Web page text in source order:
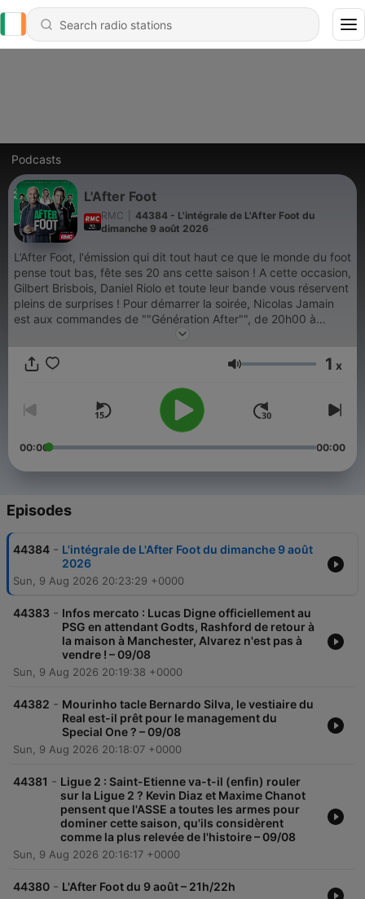
Podcasts
L'After Foot
RMC
44384 - L'intégrale de L'After Foot du
dimanche 9 août 2026
L’After Foot, l'émission qui dit tout haut ce que le monde du foot
pense tout bas, fête ses 20 ans cette saison ! A cette occasion,
Gilbert Brisbois, Daniel Riolo et toute leur bande vous réservent
pleins de surprises ! Pour démarrer la soirée, Nicolas Jamain
est aux commandes de ""Génération After"", de 20h00 à
22h00. Une émission composée de chroniqueurs qui ont
Braun, Jennifer Mendelewitsch et Elton Mokolo. Le rendez-
prestigieux. Les soirs de match, l'After Live s'installe de 20h00
à 23h00 incarné à tour de rôle par Carine Galli, Nicolas Jamain
et Jean-Louis Tourre. Eric Di Meco, Emmanuel Petit, Jérôme
Rothen et Lionel Charbonnier viennent renforcer le dispositif les
22h00 (ou dès le coup de sifflet final du match) à minuit, place
Brisbois, Daniel Riolo, Florent Gautreau et Jean-Louis Tourre du
dimanche au jeudi. Carine Galli fait son retour dans l'After et
prend les commandes de l'émission les vendredis et samedis.
Volume 1 x
00:00 00:00
Episodes
44384 - L'intégrale de L'After Foot du dimanche 9 août
2026
Sun, 9 Aug 2026 20:23:29 +0000
44383 - Infos mercato : Lucas Digne officiellement au
PSG en attendant Godts, Rashford de retour à
la maison à Manchester, Alvarez n'est pas à
vendre ! – 09/08
Sun, 9 Aug 2026 20:19:38 +0000
44382 - Mourinho tacle Bernardo Silva, le vestiaire du
Real est-il prêt pour le management du
Special One ? – 09/08
Sun, 9 Aug 2026 20:18:07 +0000
44381 - Ligue 2 : Saint-Etienne va-t-il (enfin) rouler
sur la Ligue 2 ? Kevin Diaz et Maxime Chanot
pensent que l'ASSE a toutes les armes pour
dominer cette saison, qu'ils considèrent
comme la plus relevée de l'histoire – 09/08
Sun, 9 Aug 2026 20:16:17 +0000
44380 - L'After Foot du 9 août – 21h/22h